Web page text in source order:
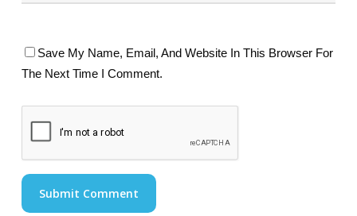
Save My Name, Email, And Website In This Browser For
The Next Time I Comment.